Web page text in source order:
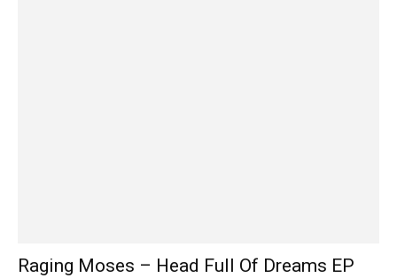
Raging Moses – Head Full Of Dreams EP